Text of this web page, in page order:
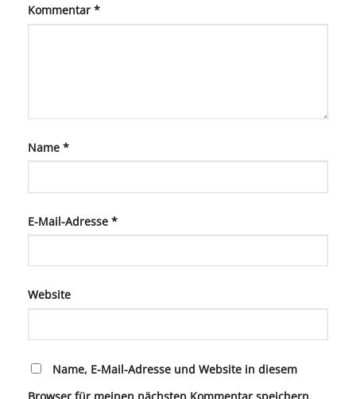
Kommentar *
Name *
E-Mail-Adresse *
Website
Name, E-Mail-Adresse und Website in diesem